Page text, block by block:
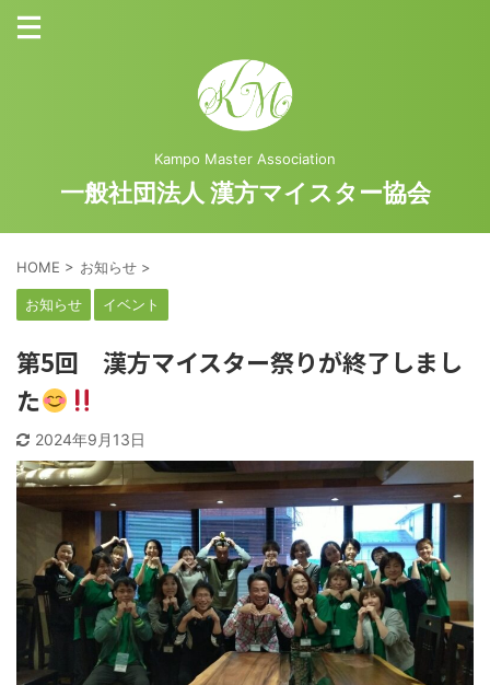
Kampo Master Association
一般社団法人 漢方マイスター協会
HOME > お知らせ >
お知らせ イベント
第5回 漢方マイスター祭りが終了しまし
た
2024年9月13日